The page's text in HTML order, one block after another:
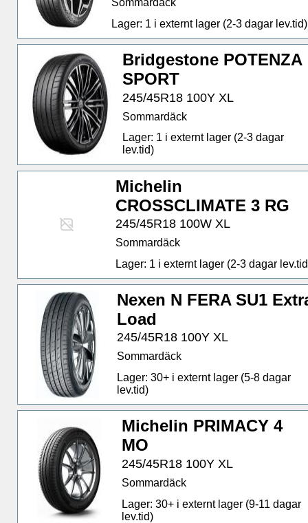
Sommardäck
Lager: 1 i externt lager (2-3 dagar lev.tid)
Bridgestone POTENZA
SPORT
245/45R18 100Y XL
Sommardäck
Lager: 1 i externt lager (2-3 dagar
lev.tid)
Michelin
CROSSCLIMATE 3 RG
245/45R18 100W XL
Sommardäck
Lager: 1 i externt lager (2-3 dagar
Nexen N FERA SU1
Load
245/45R18 100Y XL
Sommardäck
Lager: 30+ i externt lager (5-8 dagar
lev.tid)
Michelin PRIMACY 4
MO
245/45R18 100Y XL
Sommardäck
Lager: 30+ i externt lager (9-11 dagar
lev.tid)